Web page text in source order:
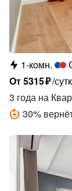
1-комн.
От5315₽/
3 года на
30%